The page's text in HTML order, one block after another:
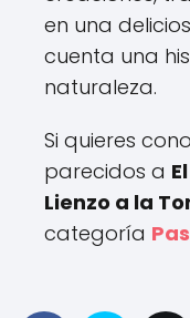
en una
cuenta una
naturaleza.
Si quieres
parecidos a
Lienzo a la
categoría